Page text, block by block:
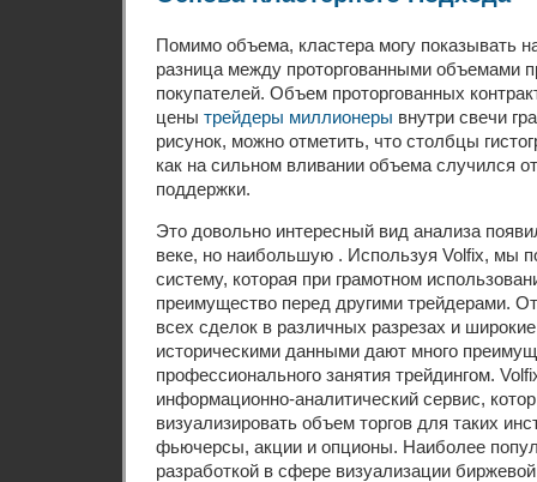
Помимо объема, кластера могу показывать
разница между проторгованными объемами
покупателей. Объем проторгованных
цены трейдеры миллионеры внутри свечи
рисунок, можно отметить, что столбцы
как на сильном вливании объема случился
поддержки.
Это довольно интересный вид анализа
веке, но наибольшую . Используя Volfix, мы
систему, которая при грамотном
преимущество перед другими трейдерами.
всех сделок в различных разрезах и
историческими данными дают много
профессионального занятия трейдингом.
информационно-аналитический сервис,
визуализировать объем торгов для таких
фьючерсы, акции и опционы. Наиболее
разработкой в сфере визуализации